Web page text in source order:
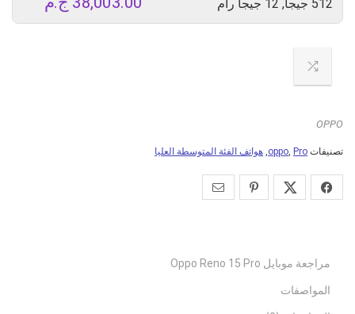
512 جيجا, 12 جيجا رام
OPPO
تصنيفات oppo, Pro
, هواتف الفئة المتوسطة العليا
مراجعة موبايل Oppo Reno 15 Pro
المواصفات